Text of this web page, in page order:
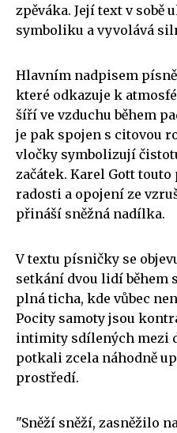
zpěváka. Její text v sobě
symboliku a vyvolává
Hlavním nadpisem
které odkazuje k
šíří ve vzduchu během
je pak spojen s citovou
vločky symbolizují
začátek. Karel Gott
radosti a opojení ze
přináší sněžná nadílka.
V textu písničky se
setkání dvou lidí během
plná ticha, kde vůbec
Pocity samoty jsou
intimity sdílených mezi
potkali zcela náhodně
prostředí.
"Sněží sněží, zasněžilo